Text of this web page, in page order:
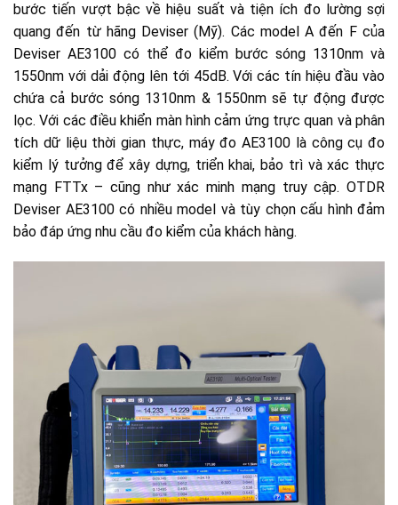
bước tiến vượt bậc về hiệu suất và tiện ích đo lường sợi
quang đến từ hãng Deviser (Mỹ). Các model A đến F của
Deviser AE3100 có thể đo kiểm bước sóng 1310nm và
1550nm với dải động lên tới 45dB. Với các tín hiệu đầu vào
chứa cả bước sóng 1310nm & 1550nm sẽ tự động được
lọc. Với các điều khiển màn hình cảm ứng trực quan và phân
tích dữ liệu thời gian thực, máy đo AE3100 là công cụ đo
kiểm lý tưởng để xây dựng, triển khai, bảo trì và xác thực
mạng FTTx – cũng như xác minh mạng truy cập. OTDR
Deviser AE3100 có nhiều model và tùy chọn cấu hình đảm
bảo đáp ứng nhu cầu đo kiểm của khách hàng.